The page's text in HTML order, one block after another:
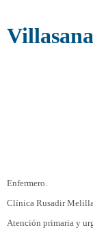
Enfermero.
Clínica Rusadir
Atención primaria y